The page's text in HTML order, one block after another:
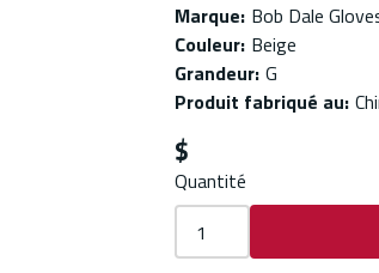
Marque: Bob Dale
Couleur: Beige
Grandeur: G
Produit fabriqué au:
$
Quantité